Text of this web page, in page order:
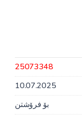
25073348
10.07.2025
بۆ فرۆشتن